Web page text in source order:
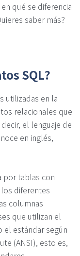
qué se diferencia
saber más?
SQL?
utilizadas en la
relacionales que
decir, el lenguaje de
en inglés,
por tablas con
diferentes
columnas
que utilizan el
el estándar según
(ANSI), esto es,